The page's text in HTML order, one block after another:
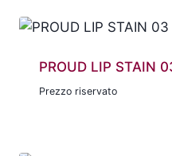
PROUD LIP STAIN
Prezzo riservato